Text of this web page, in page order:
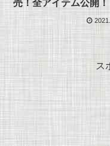
売！全アイテム公開！
ス